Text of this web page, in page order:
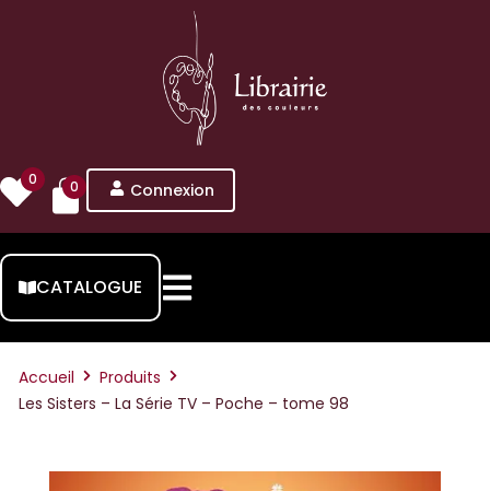
0 0 Connexion
CATALOGUE
Accueil
Produits
Les Sisters – La Série TV – Poche – tome 98